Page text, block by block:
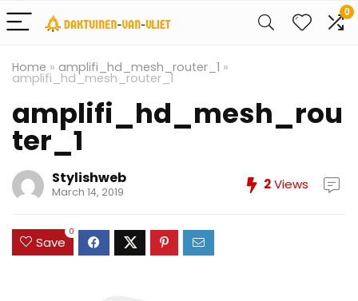
0
Home » amplifi_hd_mesh_router_1 »
amplifi_hd_mesh_router_1
amplifi_hd_mesh_rou
ter_1
Stylishweb
March 14, 2019 2Views
Save
0